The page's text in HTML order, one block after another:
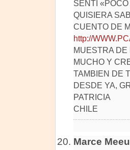
SENTI
QUISIERA
CUENTO DE
http://
MUESTRA DE
MUCHO Y
TAMBIEN DE
DESDE YA,
PATRICIA
CHILE
Marce